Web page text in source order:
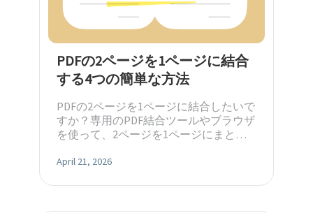
PDFの2ページを1ページに結合
する4つの簡単な方法
PDFの2ページを1ページに結合したいで
すか？専用のPDF結合ツールやブラウザ
を使って、2ページを1ページにまとめ
April 21, 2026